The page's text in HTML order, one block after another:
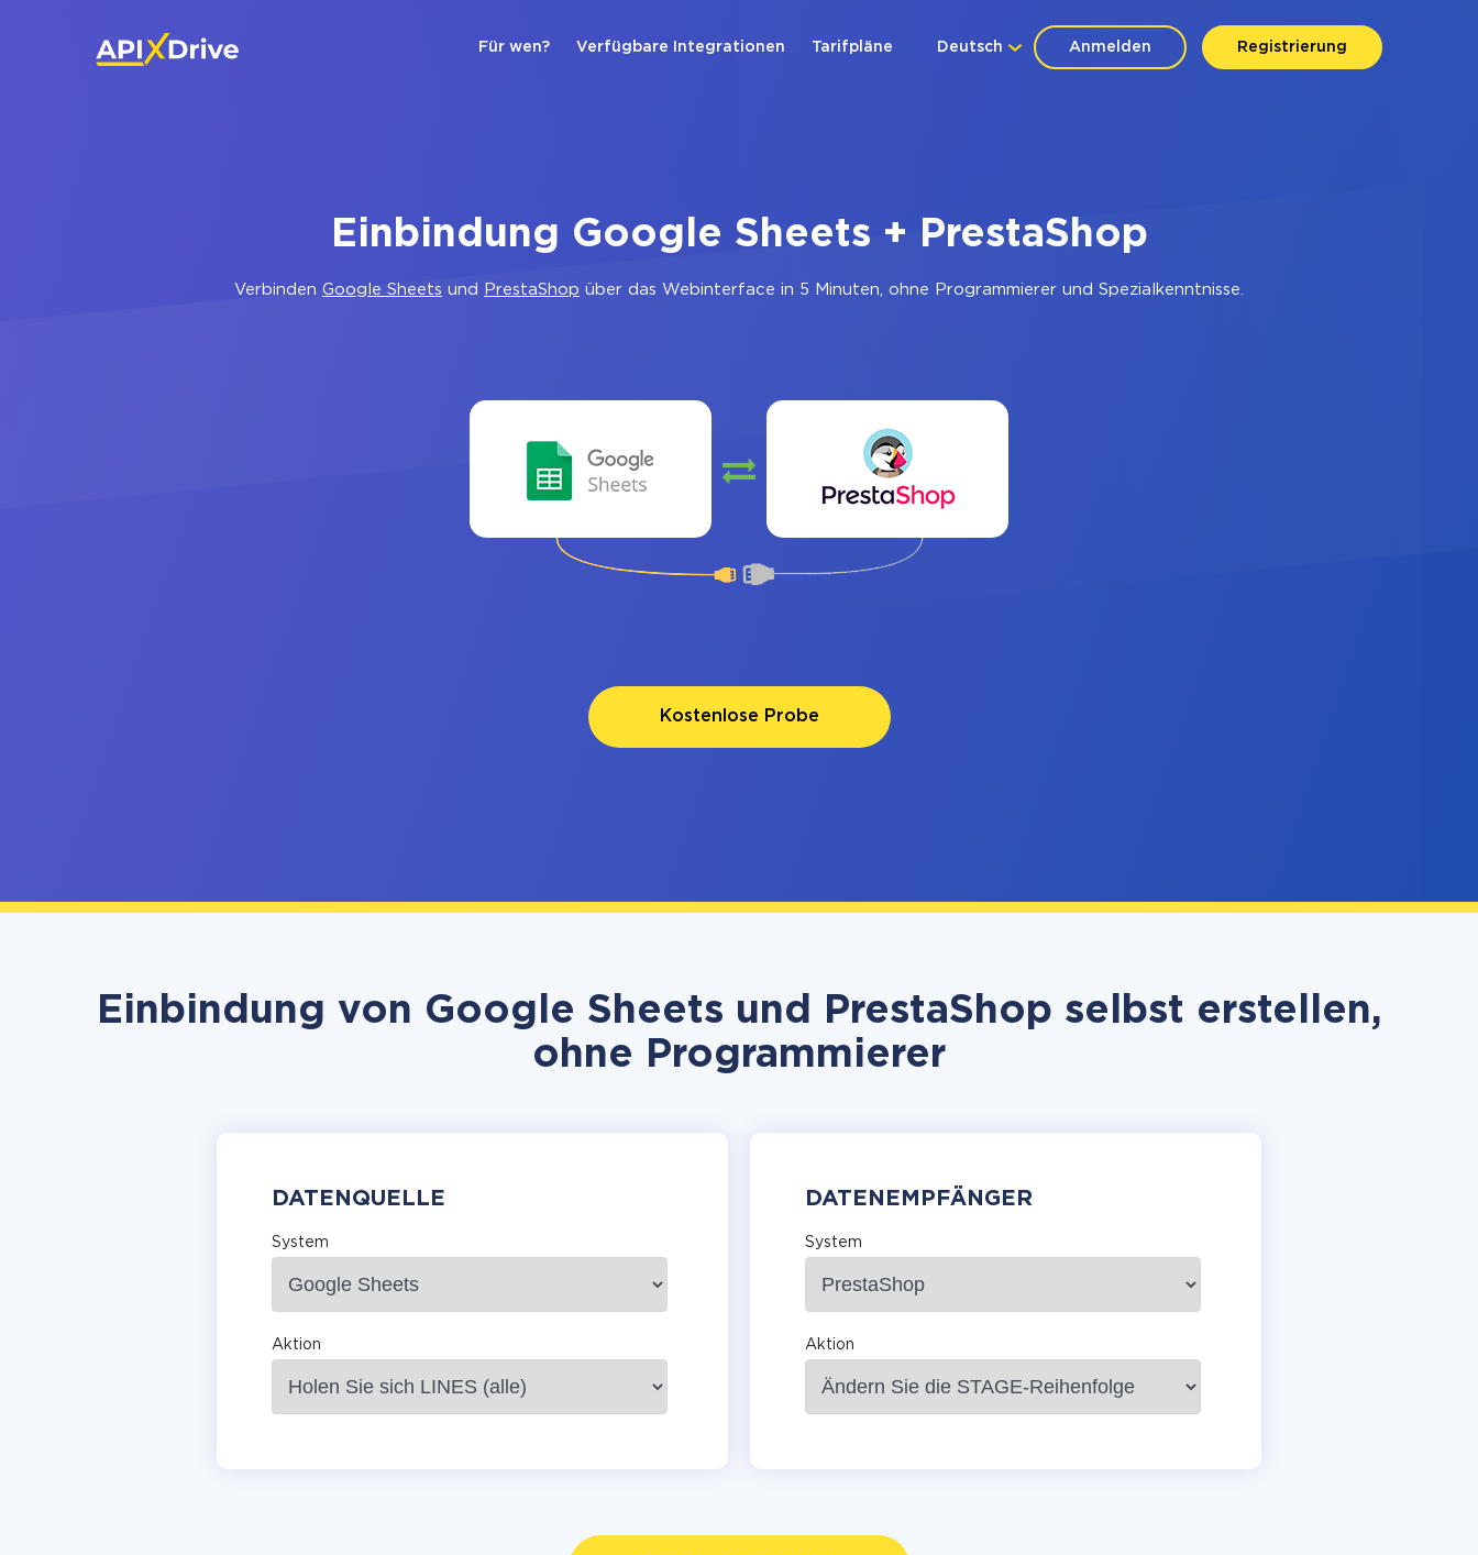
Anmelden Registrierung
Deutsch
Für wen? Verfügbare Integrationen Tarifpläne
Einbindung Google Sheets + PrestaShop
Verbinden Google Sheets und PrestaShop über das Webinterface in 5 Minuten, ohne Programmierer und Spezialkenntnisse.
Kostenlose Probe
Einbindung von Google Sheets und PrestaShop selbst erstellen,
ohne Programmierer
DATENQUELLE
System
Aktion
DATENEMPFÄNGER
System
Aktion